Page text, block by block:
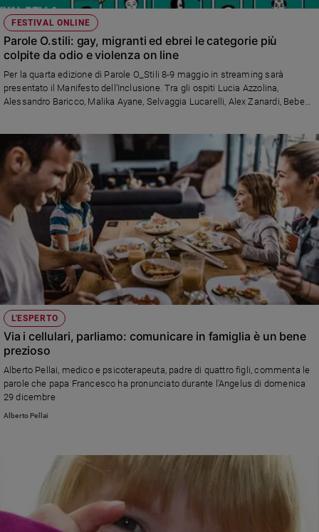
FESTIVAL ONLINE
Parole O.stili: gay, migranti ed ebrei le categorie più
colpite da odio e violenza on line
Per la quarta edizione di Parole O_Stili 8-9 maggio in streaming sarà
presentato il Manifesto dell’Inclusione. Tra gli ospiti Lucia Azzolina,
Alessandro Baricco, Malika Ayane, Selvaggia Lucarelli, Alex Zanardi, Bebe
L'ESPERTO
Via i cellulari, parliamo: comunicare in famiglia è un bene
prezioso
Alberto Pellai, medico e psicoterapeuta, padre di quattro figli, commenta le
parole che papa Francesco ha pronunciato durante l'Angelus di domenica
29 dicembre
Alberto Pellai